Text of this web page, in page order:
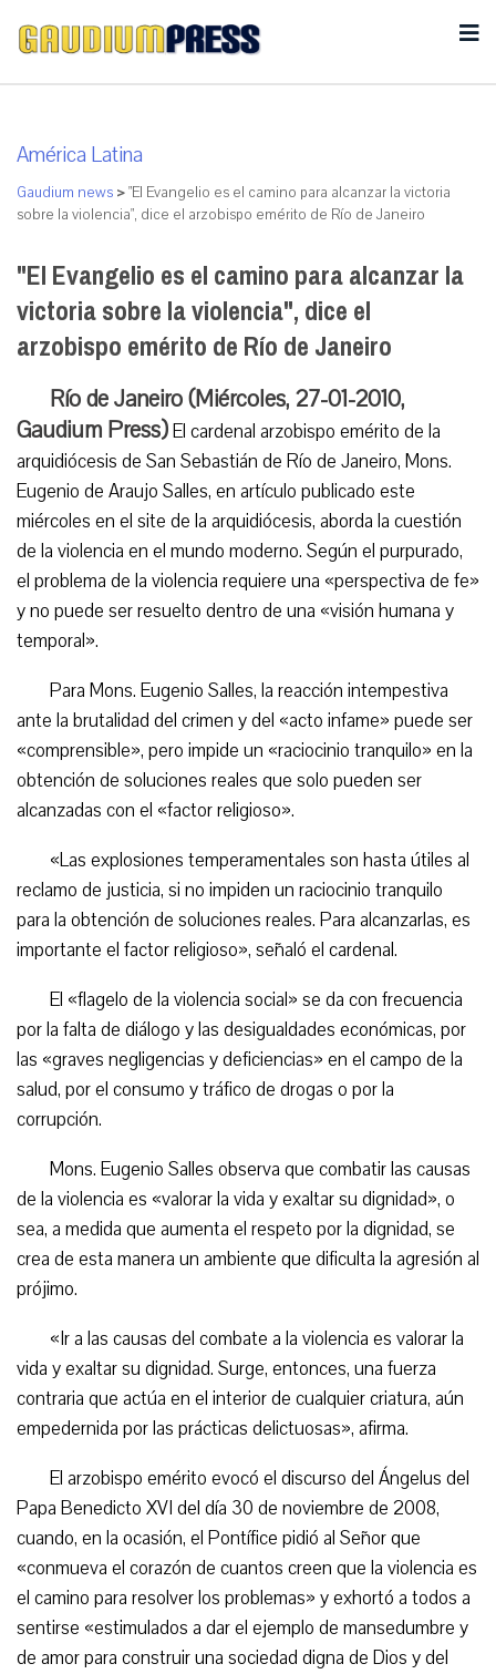
América Latina
Gaudium news >"El Evangelio es el camino para alcanzar la victoria
sobre la violencia", dice el arzobispo emérito de Río de Janeiro
"El Evangelio es el camino para alcanzar la
victoria sobre la violencia", dice el
arzobispo emérito de Río de Janeiro
Río de Janeiro (Miércoles, 27-01-2010,
Gaudium Press)El cardenal arzobispo emérito de la
arquidiócesis de San Sebastián de Río de Janeiro, Mons.
Eugenio de Araujo Salles, en artículo publicado este
miércoles en el site de la arquidiócesis, aborda la cuestión
de la violencia en el mundo moderno. Según el purpurado,
el problema de la violencia requiere una «perspectiva de fe»
y no puede ser resuelto dentro de una «visión humana y
temporal».
Para Mons. Eugenio Salles, la reacción intempestiva
ante la brutalidad del crimen y del «acto infame» puede ser
«comprensible», pero impide un «raciocinio tranquilo» en la
obtención de soluciones reales que solo pueden ser
alcanzadas con el «factor religioso».
«Las explosiones temperamentales son hasta útiles al
reclamo de justicia, si no impiden un raciocinio tranquilo
para la obtención de soluciones reales. Para alcanzarlas, es
importante el factor religioso», señaló el cardenal.
El «flagelo de la violencia social» se da con frecuencia
por la falta de diálogo y las desigualdades económicas, por
las «graves negligencias y deficiencias» en el campo de la
salud, por el consumo y tráfico de drogas o por la
corrupción.
Mons. Eugenio Salles observa que combatir las causas
de la violencia es «valorar la vida y exaltar su dignidad», o
sea, a medida que aumenta el respeto por la dignidad, se
crea de esta manera un ambiente que dificulta la agresión al
prójimo.
«Ir a las causas del combate a la violencia es valorar la
vida y exaltar su dignidad. Surge, entonces, una fuerza
contraria que actúa en el interior de cualquier criatura, aún
empedernida por las prácticas delictuosas», afirma.
El arzobispo emérito evocó el discurso del Ángelus del
Papa Benedicto XVI del día 30 de noviembre de 2008,
cuando, en la ocasión, el Pontífice pidió al Señor que
«conmueva el corazón de cuantos creen que la violencia es
el camino para resolver los problemas» y exhortó a todos a
sentirse «estimulados a dar el ejemplo de mansedumbre y
de amor para construir una sociedad digna de Dios y del